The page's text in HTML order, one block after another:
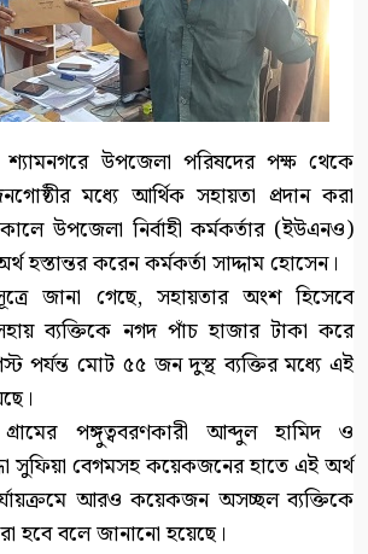
শ্যামনগরে উপজেলা পরিষদের পক্ষ থেকে
মধ্যে আর্থিক সহায়তা প্রদান করা
উপজেলা নির্বাহী কর্মকর্তার (ইউএনও)
হস্তান্তর করেন কর্মকর্তা সাদ্দাম হোসেন।
জানা গেছে, সহায়তার অংশ হিসেবে
ব্যক্তিকে নগদ পাঁচ হাজার টাকা করে
পর্যন্ত মোট ৫৫ জন দুস্থ ব্যক্তির মধ্যে এই
পঙ্গুত্ববরণকারী আব্দুল হামিদ ও
সুফিয়া বেগমসহ কয়েকজনের হাতে এই অর্থ
আরও কয়েকজন অসচ্ছল ব্যক্তিকে
হবে বলে জানানো হয়েছে।